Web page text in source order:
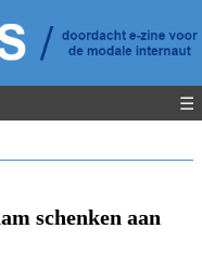
☰
schenken aan